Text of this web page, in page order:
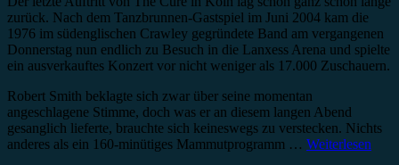
zurück. Nach dem Tanzbrunnen-Gastspiel im Juni 2004 kam die
1976 im südenglischen Crawley gegründete Band am vergangenen
Donnerstag nun endlich zu Besuch in die Lanxess Arena und spielte
ein ausverkauftes Konzert vor nicht weniger als 17.000 Zuschauern.
Robert Smith beklagte sich zwar über seine momentan
angeschlagene Stimme, doch was er an diesem langen Abend
gesanglich lieferte, brauchte sich keineswegs zu verstecken. Nichts
anderes als ein 160-minütiges Mammutprogramm … Weiterlesen